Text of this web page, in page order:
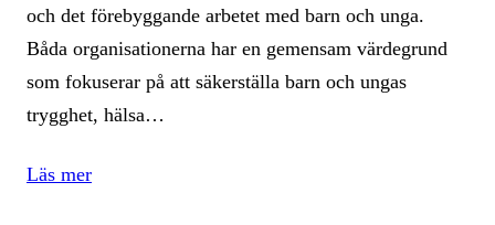
och det förebyggande arbetet med barn och unga.
Båda organisationerna har en gemensam värdegrund
som fokuserar på att säkerställa barn och ungas
trygghet, hälsa…
Läs mer